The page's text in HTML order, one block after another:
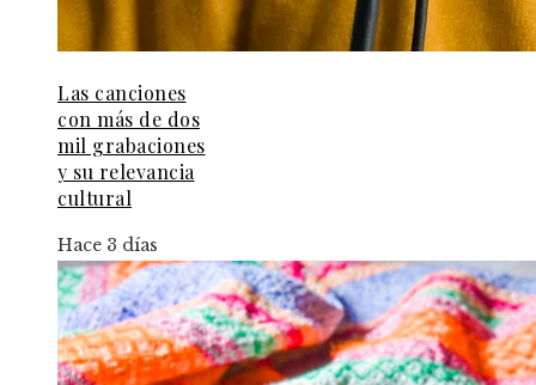
Las canciones
con más de dos
mil grabaciones
y su relevancia
cultural
Hace 3 días